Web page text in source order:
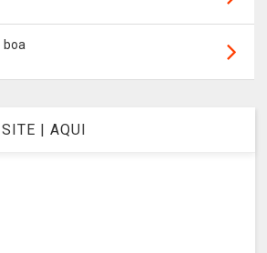
boa
| AQUI